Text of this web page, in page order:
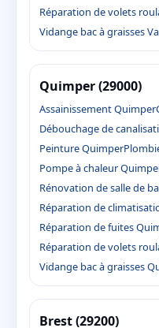
Réparation de volets
Vidange bac à graisses
Quimper (29000)
Assainissement Quimper
Débouchage de
Peinture Quimper
Pompe à chaleur
Rénovation de salle de
Réparation de
Réparation de fuites
Réparation de volets
Vidange bac à graisses
Brest (29200)